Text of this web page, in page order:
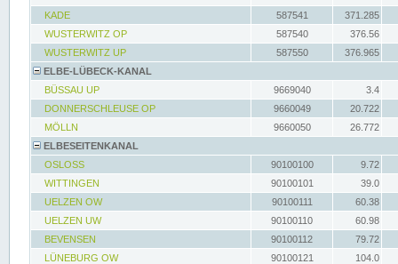
KADE
587541
371.285
WUSTERWITZ OP
587540
376.56
WUSTERWITZ UP
587550
376.965
ELBE-LÜBECK-KANAL
BÜSSAU UP
9669040
3.4
DONNERSCHLEUSE OP
9660049
20.722
MÖLLN
9660050
26.772
ELBESEITENKANAL
OSLOSS
90100100
9.72
WITTINGEN
90100101
39.0
UELZEN OW
90100111
60.38
UELZEN UW
90100110
60.98
BEVENSEN
90100112
79.72
LÜNEBURG OW
90100121
104.0